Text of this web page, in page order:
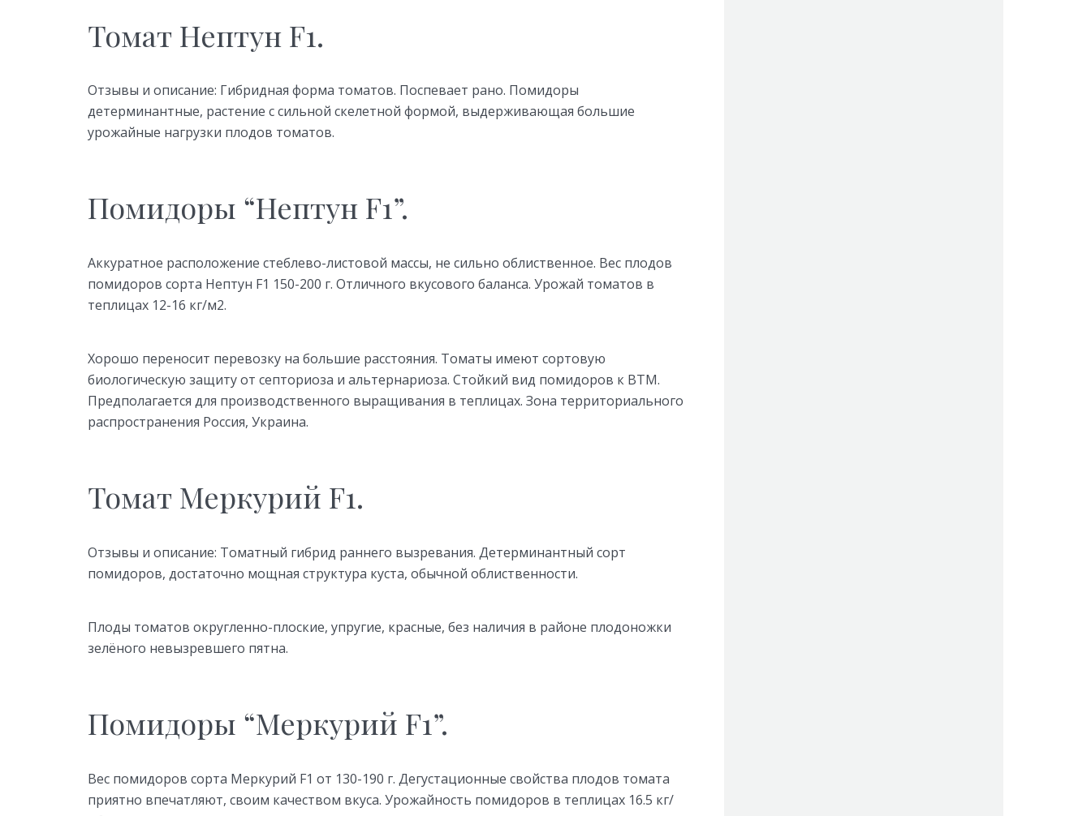
Томат Нептун F1.
Отзывы и описание: Гибридная форма томатов. Поспевает рано. Помидоры
детерминантные, растение с сильной скелетной формой, выдерживающая большие
урожайные нагрузки плодов томатов.
Помидоры “Нептун F1”.
Аккуратное расположение стеблево-листовой массы, не сильно облиственное. Вес плодов
помидоров сорта Нептун F1 150-200 г. Отличного вкусового баланса. Урожай томатов в
теплицах 12-16 кг/м2.
Хорошо переносит перевозку на большие расстояния. Томаты имеют сортовую
биологическую защиту от септориоза и альтернариоза. Стойкий вид помидоров к ВТМ.
Предполагается для производственного выращивания в теплицах. Зона территориального
распространения Россия, Украина.
Томат Меркурий F1.
Отзывы и описание: Томатный гибрид раннего вызревания. Детерминантный сорт
помидоров, достаточно мощная структура куста, обычной облиственности.
Плоды томатов округленно-плоские, упругие, красные, без наличия в районе плодоножки
зелёного невызревшего пятна.
Помидоры “Меркурий F1”.
Вес помидоров сорта Меркурий F1 от 130-190 г. Дегустационные свойства плодов томата
приятно впечатляют, своим качеством вкуса. Урожайность помидоров в теплицах 16.5 кг/